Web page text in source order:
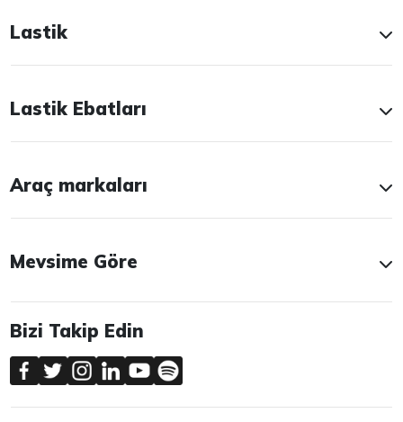
Lastik
Lastik Ebatları
Araç markaları
Mevsime Göre
Bizi Takip Edin